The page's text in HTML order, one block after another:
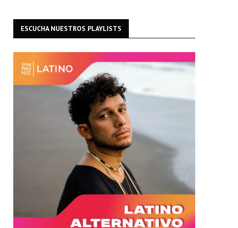
ESCUCHA NUESTROS PLAYLISTS